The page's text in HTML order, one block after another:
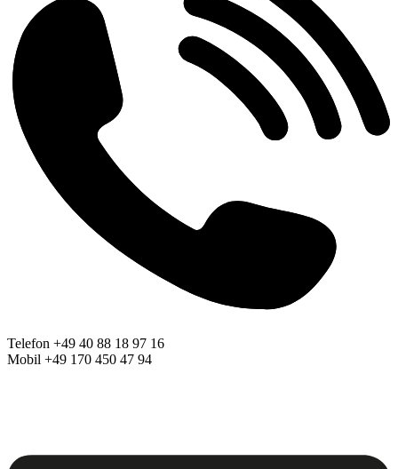
Telefon +49 40 88 18 97 16
Mobil +49 170 450 47 94